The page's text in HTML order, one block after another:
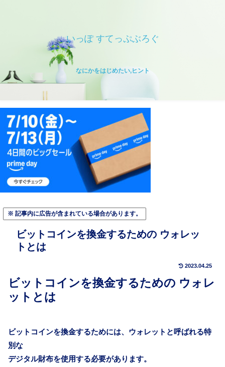
いっぽ すてっぷぶろぐ
なにかをはじめたい,ヒント
※ 記事内に広告が含まれている場合があります。
ビットコインを換金するための ウォレッ
トとは
2023.04.25
ビットコインを換金するための ウォレ
ットとは
ビットコインを換金するためには、ウォレットと呼ばれる特
別な
デジタル財布を使用する必要があります。